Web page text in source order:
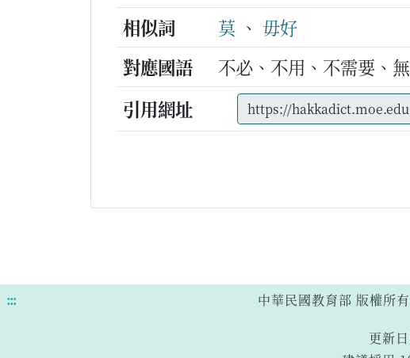
相似詞
莫 、 毋好
對應國語
不必、不用、不需要、
引用網址
:::
中華民國教育部 版權
更新